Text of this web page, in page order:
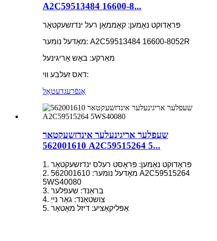
A2C59513484 16600-8...
פּראָדוקט נאָמען: קאָממאָן רעל ינדזשעקטאָר
מאָדעל נומער: A2C59513484 16600-8052R
מאַרקע: באָש אָריגינעל
דאס זעלבע ווי:
אָנפֿרעגדעטאַל
שעפלער אריגינעלער אינדזשעקטאר
562001610 A2C59515264 5...
1. פּראָדוקט נאָמען: פּראָסט רעלס ינדזשעקטאָר
2. מאָדעל נומער: 562001610 A2C59515264
5WS40080
3. בראַנד: שעפלער
4. צושטאַנד: גאָר נייַ
5. אַפּליקאַציע: דיזל מאָטאָר